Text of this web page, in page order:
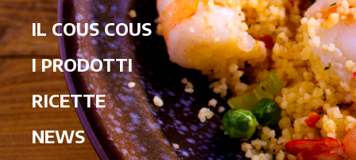
IL COUS COUS
I PRODOTTI
RICETTE
NEWS